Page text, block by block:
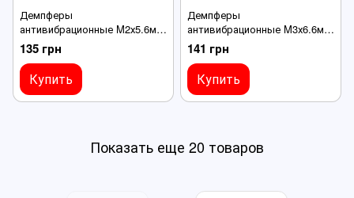
Демпферы
антивибрационные M2х5.6мм
10шт, резиновые
амортизаторы для FPV
контроллеров, черные
135 грн
Купить
Демпферы
антивибрационные M3х6.6мм
10шт, резиновые
амортизаторы для FPV
контроллеров, черные
141 грн
Купить
Показать еще 20 товаров